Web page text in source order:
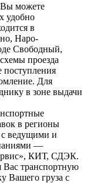
Вы можете
удобно
в
Наро-
Свободный,
проезда
поступления
Для
в зоне выдачи
в регионы
ведущими и
—
КИТ, СДЭК.
транспортную
Вашего груза с